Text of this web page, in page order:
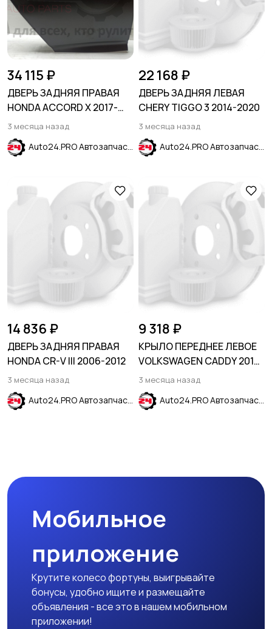
34 115 ₽
ДВЕРЬ ЗАДНЯЯ ПРАВАЯ
HONDA ACCORD X 2017-
2020
3 месяца назад
Auto24.PRO Автозапчасти
22 168 ₽
ДВЕРЬ ЗАДНЯЯ ЛЕВАЯ
CHERY TIGGO 3 2014-2020
3 месяца назад
Auto24.PRO Автозапчасти
14 836 ₽
ДВЕРЬ ЗАДНЯЯ ПРАВАЯ
HONDA CR-V III 2006-2012
3 месяца назад
Auto24.PRO Автозапчасти
9 318 ₽
КРЫЛО ПЕРЕДНЕЕ ЛЕВОЕ
VOLKSWAGEN CADDY 2016-
2020
3 месяца назад
Auto24.PRO Автозапчасти
Мобильное
приложение
Крутите колесо фортуны, выигрывайте
бонусы, удобно ищите и размещайте
объявления - все это в нашем мобильном
приложении!